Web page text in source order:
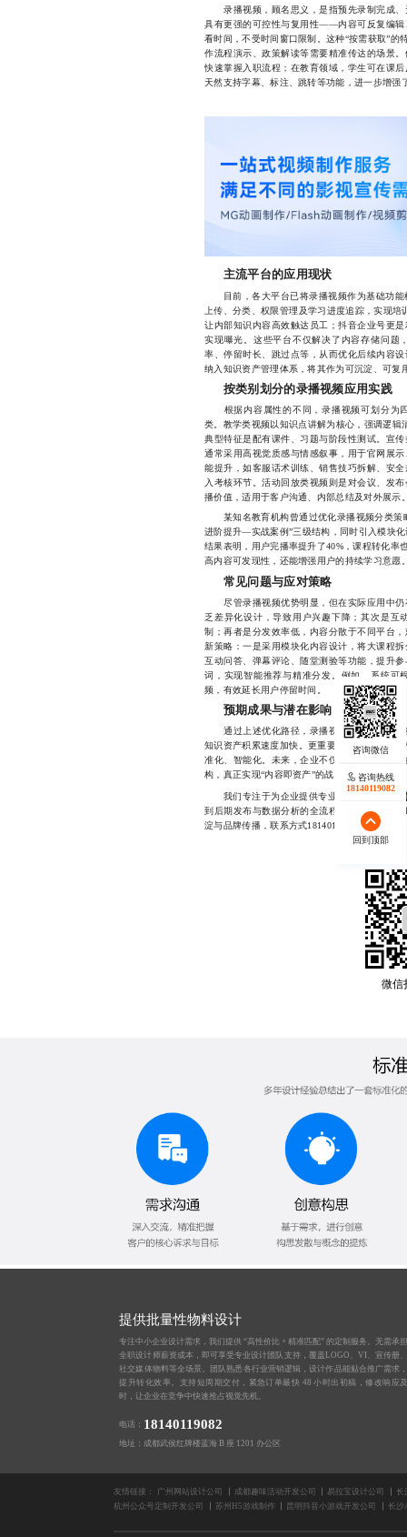
录播视频，顾名思义，是指预先录制完成、
具有更强的可控性与复用性——内容可反复编辑
看时间，不受时间窗口限制。这种“按需获取”
作流程演示、政策解读等需要精准传达的场景
快速掌握入职流程；在教育领域，学生可在课
天然支持字幕、标注、跳转等功能，进一步增强
主流平台的应用现状
目前，各大平台已将录播视频作为基础功能
上传、分类、权限管理及学习进度追踪，实现
让内部知识内容高效触达员工；抖音企业号更
实现曝光。这些平台不仅解决了内容存储问题
率、停留时长、跳过点等，从而优化后续内容
纳入知识资产管理体系，将其作为可沉淀、可复
按类别划分的录播视频应用实践
根据内容属性的不同，录播视频可划分为
类。教学类视频以知识点讲解为核心，强调逻
典型特征是配有课件、习题与阶段性测试。宣
通常采用高视觉质感与情感叙事，用于官网展
能提升，如客服话术训练、销售技巧拆解、安
入考核环节。活动回放类视频则是对会议、发
播价值，适用于客户沟通、内部总结及对外展示
某知名教育机构曾通过优化录播视频分类策
进阶提升—实战案例”三级结构，同时引入模块
结果表明，用户完播率提升了40%，课程转化率
高内容可发现性，还能增强用户的持续学习意愿
常见问题与应对策略
尽管录播视频优势明显，但在实际应用中仍
乏差异化设计，导致用户兴趣下降；其次是互
制；再者是分发效率低，内容分散于不同平台
新策略：一是采用模块化内容设计，将大课程
互动问答、弹幕评论、随堂测验等功能，提升
词，实现智能推荐与精准分发。例如，系统可
频，有效延长用户停留时间。
预期成果与潜在影响
通过上述优化路径，录播视频的应用效能将
知识资产积累速度加快。更重要的是，这推动了
准化、智能化。未来，企业不仅能构建起可迭
构，真正实现“内容即资产”的战略目标。
我们专注于为企业提供专业化的 录播视
到后期发布与数据分析的全流程服务，致力于
淀与品牌传播，联系方式18140119082
微信
咨询热线
18140119082
回到顶部
提供批量性物料设计
专注中小企业设计需求，我们提供 “高性价比 + 精准匹配” 的定制服务。无需承
全职设计师薪资成本，即可享受专业设计团队支持，覆盖LOGO、VI、宣传册
社交媒体物料等全场景。团队熟悉各行业营销逻辑，设计作品能贴合推广需求
提升转化效率。支持短周期交付，紧急订单最快 48 小时出初稿，修改响应
时，让企业在竞争中快速抢占视觉先机。
电话： 18140119082
地址：成都武侯红牌楼蓝海 B 座 1201 办公区
友情链接： 广州网站设计公司 成都趣味活动开发公司 易拉宝设计公司
长
杭州公众号定制开发公司
苏州H5游戏制作 昆明抖音小游戏开发公司 长沙